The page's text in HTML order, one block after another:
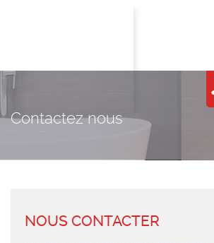
Skip
content
Contactez nous
NOUS CONTACTER